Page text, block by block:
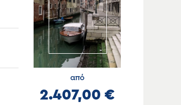
από
2.407,00 €